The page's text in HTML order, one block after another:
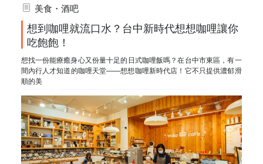
美食・酒吧
想到咖哩就流口水？台中新時代想想咖哩讓你
吃飽飽！
想找一份能療癒身心又份量十足的日式咖哩飯嗎？在台中市東區，有一
間內行人才知道的咖哩天堂——想想咖哩新時代店！它不只提供濃郁滑
順的美